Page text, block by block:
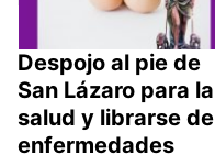
Despojo al pie de
San Lázaro para la
salud y librarse de
enfermedades